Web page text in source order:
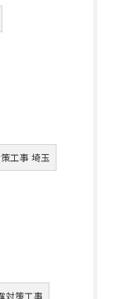
工事 埼玉
対策工事